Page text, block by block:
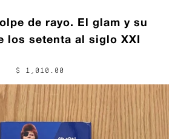
de rayo. El glam y su
los setenta al siglo XXI
$ 1,010.00